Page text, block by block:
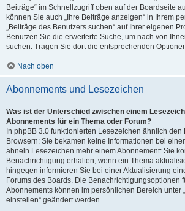
Beiträge“ im Schnellzugriff oben auf der Boardseite
können Sie auch „Ihre Beiträge anzeigen“ in Ihrem
„Beiträge des Benutzers suchen“ auf Ihrer eigenen
Benutzen Sie die erweiterte Suche, um nach von
suchen. Tragen Sie dort die entsprechenden
Nach oben
Abonnements und Lesezeichen
Was ist der Unterschied zwischen einem
Abonnements für ein Thema oder Forum?
In phpBB 3.0 funktionierten Lesezeichen ähnlich
Browsern: Sie bekamen keine Informationen bei
ähneln Lesezeichen mehr einem Abonnement: Sie
Benachrichtigung erhalten, wenn ein Thema
hingegen informieren Sie bei einer Aktualisierung
Forums des Boards. Die Benachrichtigungsoptionen
Abonnements können im persönlichen Bereich unter
einstellen“ geändert werden.